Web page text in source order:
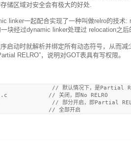
储区域对安全会有极大的好处.
linker一起配合实现了一种叫做relro的技术:
块经过dynamic linker处理过 relocation之后
启动时就解析并绑定所有动态符号，从而减
RELRO”，说明对GOT表具有写权限。
// 默认情况下，是Partial
// 关闭，即No RELRO
// 部分开启，即Partial